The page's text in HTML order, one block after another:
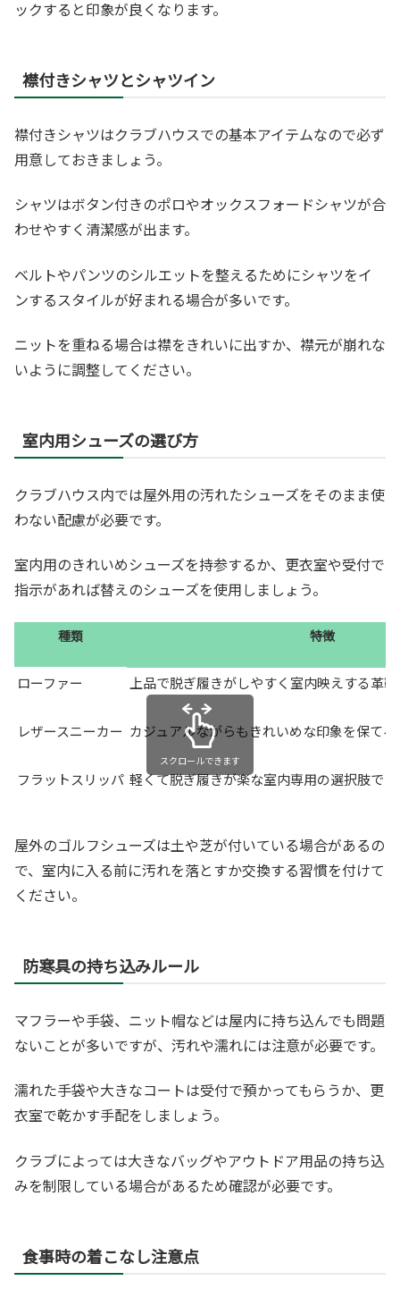
ックすると印象が良くなります。
襟付きシャツとシャツイン
襟付きシャツはクラブハウスでの基本アイテムなので必ず
用意しておきましょう。
シャツはボタン付きのポロやオックスフォードシャツが合
わせやすく清潔感が出ます。
ベルトやパンツのシルエットを整えるためにシャツをイ
ンするスタイルが好まれる場合が多いです。
ニットを重ねる場合は襟をきれいに出すか、襟元が崩れな
いように調整してください。
室内用シューズの選び方
クラブハウス内では屋外用の汚れたシューズをそのまま使
わない配慮が必要です。
室内用のきれいめシューズを持参するか、更衣室や受付で
指示があれば替えのシューズを使用しましょう。
種類 特徴
ローファー 上品で脱ぎ履きがしやすく室内映えする革
レザースニーカー カジュアルながらもきれいめな印象を保て
フラットスリッパ 軽くて脱ぎ履きが楽な室内専用の選択肢です
スクロールできます
屋外のゴルフシューズは土や芝が付いている場合があるの
で、室内に入る前に汚れを落とすか交換する習慣を付けて
ください。
防寒具の持ち込みルール
マフラーや手袋、ニット帽などは屋内に持ち込んでも問題
ないことが多いですが、汚れや濡れには注意が必要です。
濡れた手袋や大きなコートは受付で預かってもらうか、更
衣室で乾かす手配をしましょう。
クラブによっては大きなバッグやアウトドア用品の持ち込
みを制限している場合があるため確認が必要です。
食事時の着こなし注意点